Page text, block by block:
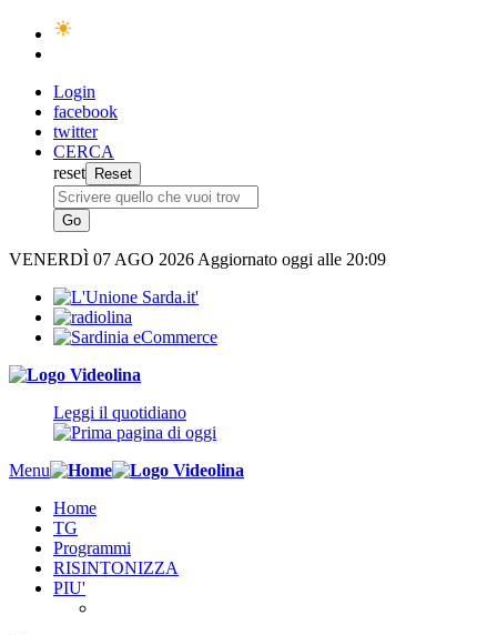
Login
facebook
twitter
CERCA
reset
VENERDÌ 07 AGO 2026 Aggiornato oggi alle 20:09
Leggi il quotidiano
Menu
Home
TG
Programmi
RISINTONIZZA
PIU'